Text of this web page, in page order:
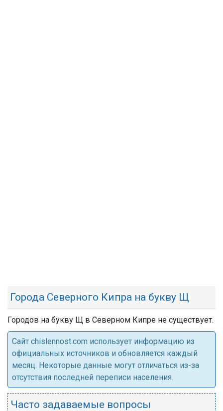
Города Северного Кипра на букву Щ
Городов на букву Щ в Северном Кипре не существует.
Cайт chislennost.com использует информацию из
официальных источников и обновляется каждый
месяц. Некоторые данные могут отличаться из-за
отсутствия последней переписи населения.
Часто задаваемые вопросы